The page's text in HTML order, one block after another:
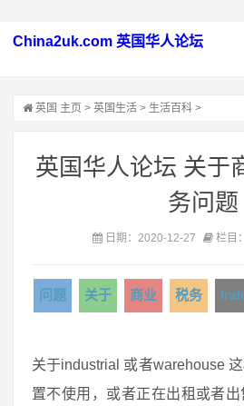
China2uk.com 英国华人论坛
英国 主页 > 英国生活 > 生活百科 >
英国华人论坛 关于
务问题
日期：2020-12-27 栏目
问题 关于 商业 税务
关于industrial 或者warehouse
置不使用，或者正在出租或者